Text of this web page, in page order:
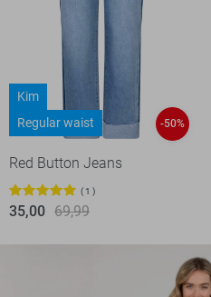
Kim
Regular waist
-50%
Red Button Jeans
1
35,00 69,99